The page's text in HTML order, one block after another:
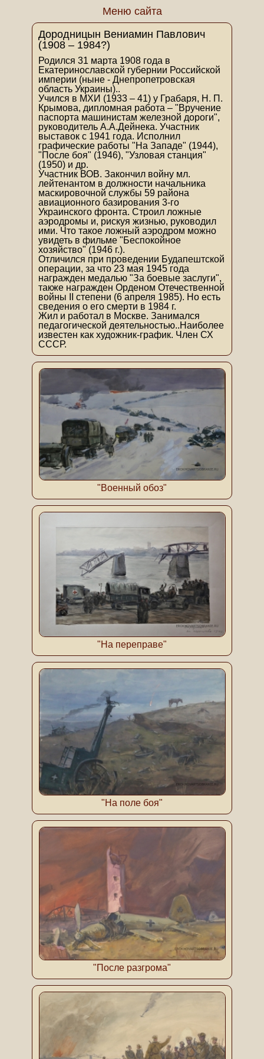
Меню сайта
Дородницын Вениамин Павлович
(1908 – 1984?)
Родился 31 марта 1908 года в
Екатеринославской губернии Российской
империи (ныне - Днепропетровская
область Украины)..
Учился в МХИ (1933 – 41) у Грабаря, Н. П.
Крымова, дипломная работа – "Вручение
паспорта машинистам железной дороги",
руководитель А.А.Дейнека. Участник
выставок с 1941 года. Исполнил
графические работы "На Западе" (1944),
"После боя" (1946), "Узловая станция"
(1950) и др.
Участник ВОВ. Закончил войну мл.
лейтенантом в должности начальника
маскировочной службы 59 района
авиационного базирования 3-го
Украинского фронта. Строил ложные
аэродромы и, рискуя жизнью, руководил
ими. Что такое ложный аэродром можно
увидеть в фильме "Беспокойное
хозяйство" (1946 г.).
Отличился при проведении Будапештской
операции, за что 23 мая 1945 года
награжден медалью "За боевые заслуги",
также награжден Орденом Отечественной
войны II степени (6 апреля 1985). Но есть
сведения о его смерти в 1984 г.
Жил и работал в Москве. Занимался
педагогической деятельностью..Наиболее
известен как художник-график. Член СХ
СССР.
"Военный обоз"
"На переправе"
"На поле боя"
"После разгрома"